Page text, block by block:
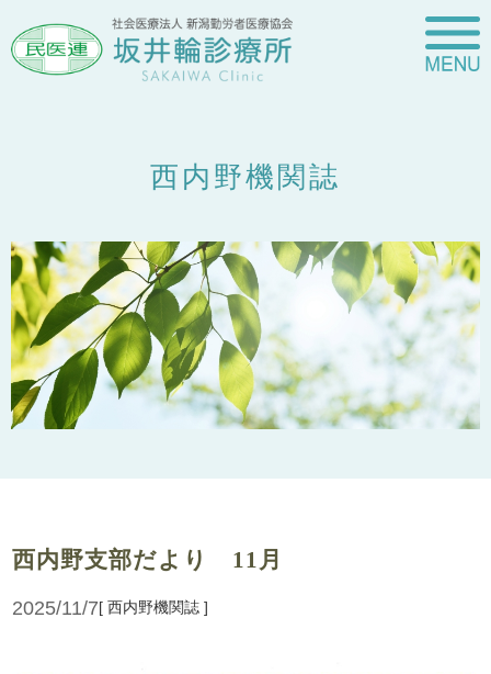
西内野機関誌
西内野支部だより 11月
2025/11/7[ 西内野機関誌 ]